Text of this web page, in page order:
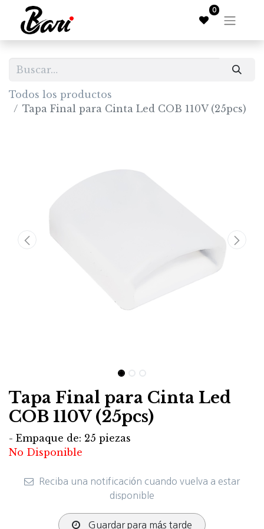
0
Todos los productos
Tapa Final para Cinta Led COB 110V (25pcs)
Tapa Final para Cinta Led
COB 110V (25pcs)
- Empaque de: 25 piezas
No Disponible
Reciba una notificación cuando vuelva a estar
disponible
Guardar para más tarde